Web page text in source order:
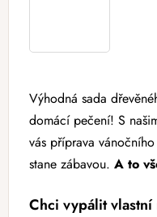
Výhodná sada
domácí pečení! S
vás příprava
stane zábavou. A to
Chci vypálit vlastní